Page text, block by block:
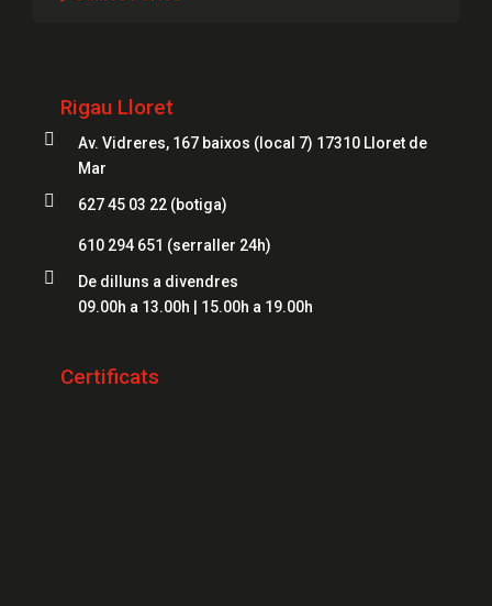
Serrallers Mataró
Serrallers Salt
Serrallers Platja d'Aro
Serrallers Sant Feliu de Guíxols
Caixes Fortes Mataró
Caixes Fortes Figueres
Caixes Fortes Lloret
Rigau Lloret

Av. Vidreres, 167 baixos (local 7) 17310 Lloret de
Mar
 627 45 03 22 (botiga)
610 294 651 (serraller 24h)

De dilluns a divendres
09.00h a 13.00h | 15.00h a 19.00h
Certificats